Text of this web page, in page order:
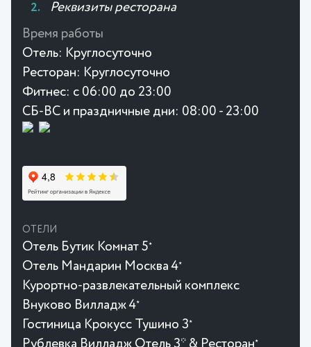
Реквизиты ресторана
Время работы
Отель: Круглосуточно
Ресторан: Круглосуточно
Фитнес: с 06:00 до 23:00
СБ-ВС и праздничные дни: 08:00 - 23:00
ОТЕЛИ
Отель Бутик Комнат 5★
Отель Мандарин Москва 4★
Курортно-развлекательный комплекс
Внуково Вилладж 4★
Гостиница Крокусc Тушино 3★
Рублевка Вилладж Отель 3* & Ресторан★